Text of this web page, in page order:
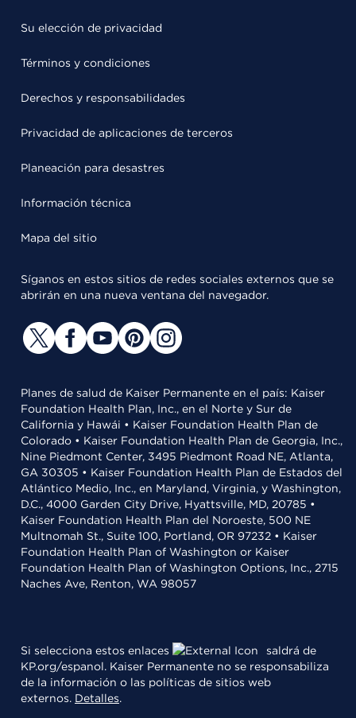
Su elección de privacidad
Términos y condiciones
Derechos y responsabilidades
Privacidad de aplicaciones de terceros
Planeación para desastres
Información técnica
Mapa del sitio
Síganos en estos sitios de redes sociales externos que se
abrirán en una nueva ventana del navegador.
Planes de salud de Kaiser Permanente en el país: Kaiser
Foundation Health Plan, Inc., en el Norte y Sur de
California y Hawái • Kaiser Foundation Health Plan de
Colorado • Kaiser Foundation Health Plan de Georgia, Inc.,
Nine Piedmont Center, 3495 Piedmont Road NE, Atlanta,
GA 30305 • Kaiser Foundation Health Plan de Estados del
Atlántico Medio, Inc., en Maryland, Virginia, y Washington,
D.C., 4000 Garden City Drive, Hyattsville, MD, 20785 •
Kaiser Foundation Health Plan del Noroeste, 500 NE
Multnomah St., Suite 100, Portland, OR 97232 • Kaiser
Foundation Health Plan of Washington or Kaiser
Foundation Health Plan of Washington Options, Inc., 2715
Naches Ave, Renton, WA 98057
Si selecciona estos enlaces
saldrá de
KP.org/espanol. Kaiser Permanente no se responsabiliza
de la información o las políticas de sitios web
externos. Detalles.